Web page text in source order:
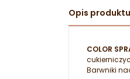
Opis produktu
COLOR
Barwniki